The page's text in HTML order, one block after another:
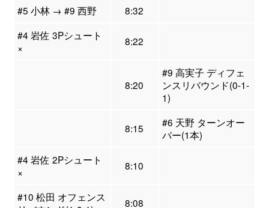
#5 小林 → #9 西野
8:32
#4 岩佐 3Pシュート
×
8:22
8:20
#9 高実子 ディフェ
ンスリバウンド(0-1-
1)
8:15
#6 天野 ターンオー
バー(1本)
#4 岩佐 2Pシュート
×
8:10
#10 松田 オフェンス
8:08